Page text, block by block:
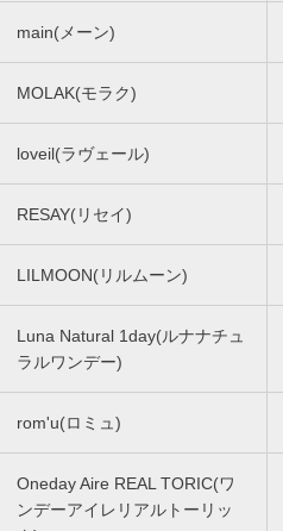
main(メーン)
MOLAK(モラク)
loveil(ラヴェール)
RESAY(リセイ)
LILMOON(リルムーン)
Luna Natural 1day(ルナナチュ
ラルワンデー)
rom'u(ロミュ)
Oneday Aire REAL TORIC(ワ
ンデーアイレリアルトーリッ